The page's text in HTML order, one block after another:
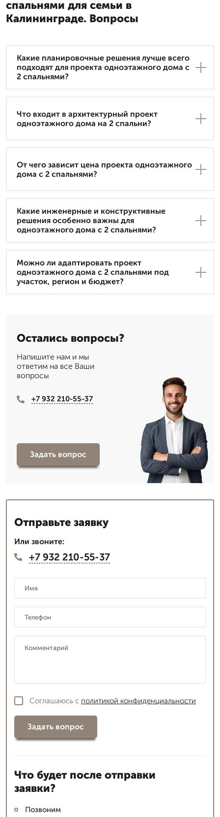
спальнями для семьи в
Калининграде. Вопросы
Какие планировочные решения лучше всего
подходят для проекта одноэтажного дома с
2 спальнями?
Что входит в архитектурный проект
одноэтажного дома на 2 спальни?
От чего зависит цена проекта одноэтажного
дома с 2 спальнями?
Какие инженерные и конструктивные
решения особенно важны для
одноэтажного дома с 2 спальнями?
Можно ли адаптировать проект
одноэтажного дома с 2 спальнями под
участок, регион и бюджет?
Остались вопросы?
Напишите нам и мы
ответим на все Ваши
вопросы
+7 932 210-55-37
Задать вопрос
Отправьте заявку
Или звоните:
+7 932 210-55-37
Соглашаюсь с политикой конфиденциальности
Задать вопрос
Что будет после отправки
заявки?
Позвоним